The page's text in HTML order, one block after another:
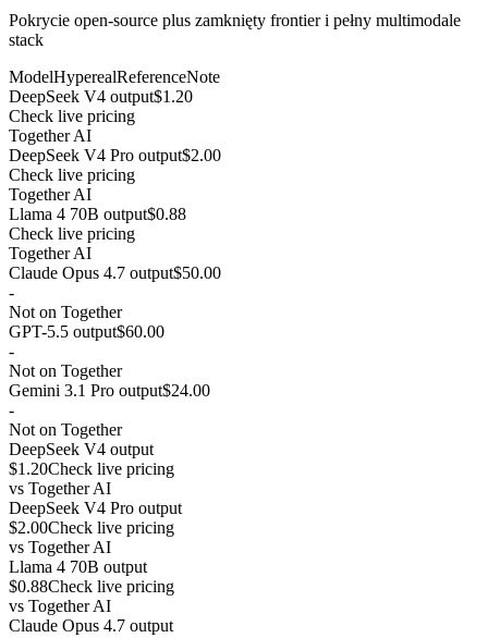
Pokrycie open-source plus zamknięty frontier i pełny multimodale
stack
ModelHyperealReferenceNote
DeepSeek V4 output$1.20
Check live pricing
Together AI
DeepSeek V4 Pro output$2.00
Check live pricing
Together AI
Llama 4 70B output$0.88
Check live pricing
Together AI
Claude Opus 4.7 output$50.00
-
Not on Together
GPT-5.5 output$60.00
-
Not on Together
Gemini 3.1 Pro output$24.00
-
Not on Together
DeepSeek V4 output
$1.20Check live pricing
vs Together AI
DeepSeek V4 Pro output
$2.00Check live pricing
vs Together AI
Llama 4 70B output
$0.88Check live pricing
vs Together AI
Claude Opus 4.7 output